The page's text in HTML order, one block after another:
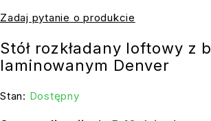
Zadaj pytanie o produkcie
Stół rozkładany loftowy z
laminowanym Denver
Stan: Dostępny